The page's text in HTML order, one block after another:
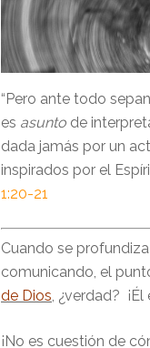
“ Pero ante todo
es asunto de
dada jamás por un
inspirados por el
1:20-21
Cuando se
comunicando, el
de Dios, ¿verdad?
¡No es cuestión de